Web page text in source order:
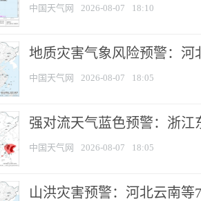
中国天气网 2026-08-07 18:10
地质灾害气象风险预警：河
中国天气网 2026-08-07 18:05
强对流天气蓝色预警：浙江
中国天气网 2026-08-07 18:05
山洪灾害预警：河北云南